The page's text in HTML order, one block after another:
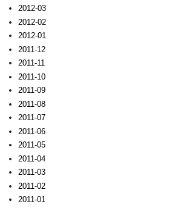
2012-03
2012-02
2012-01
2011-12
2011-11
2011-10
2011-09
2011-08
2011-07
2011-06
2011-05
2011-04
2011-03
2011-02
2011-01